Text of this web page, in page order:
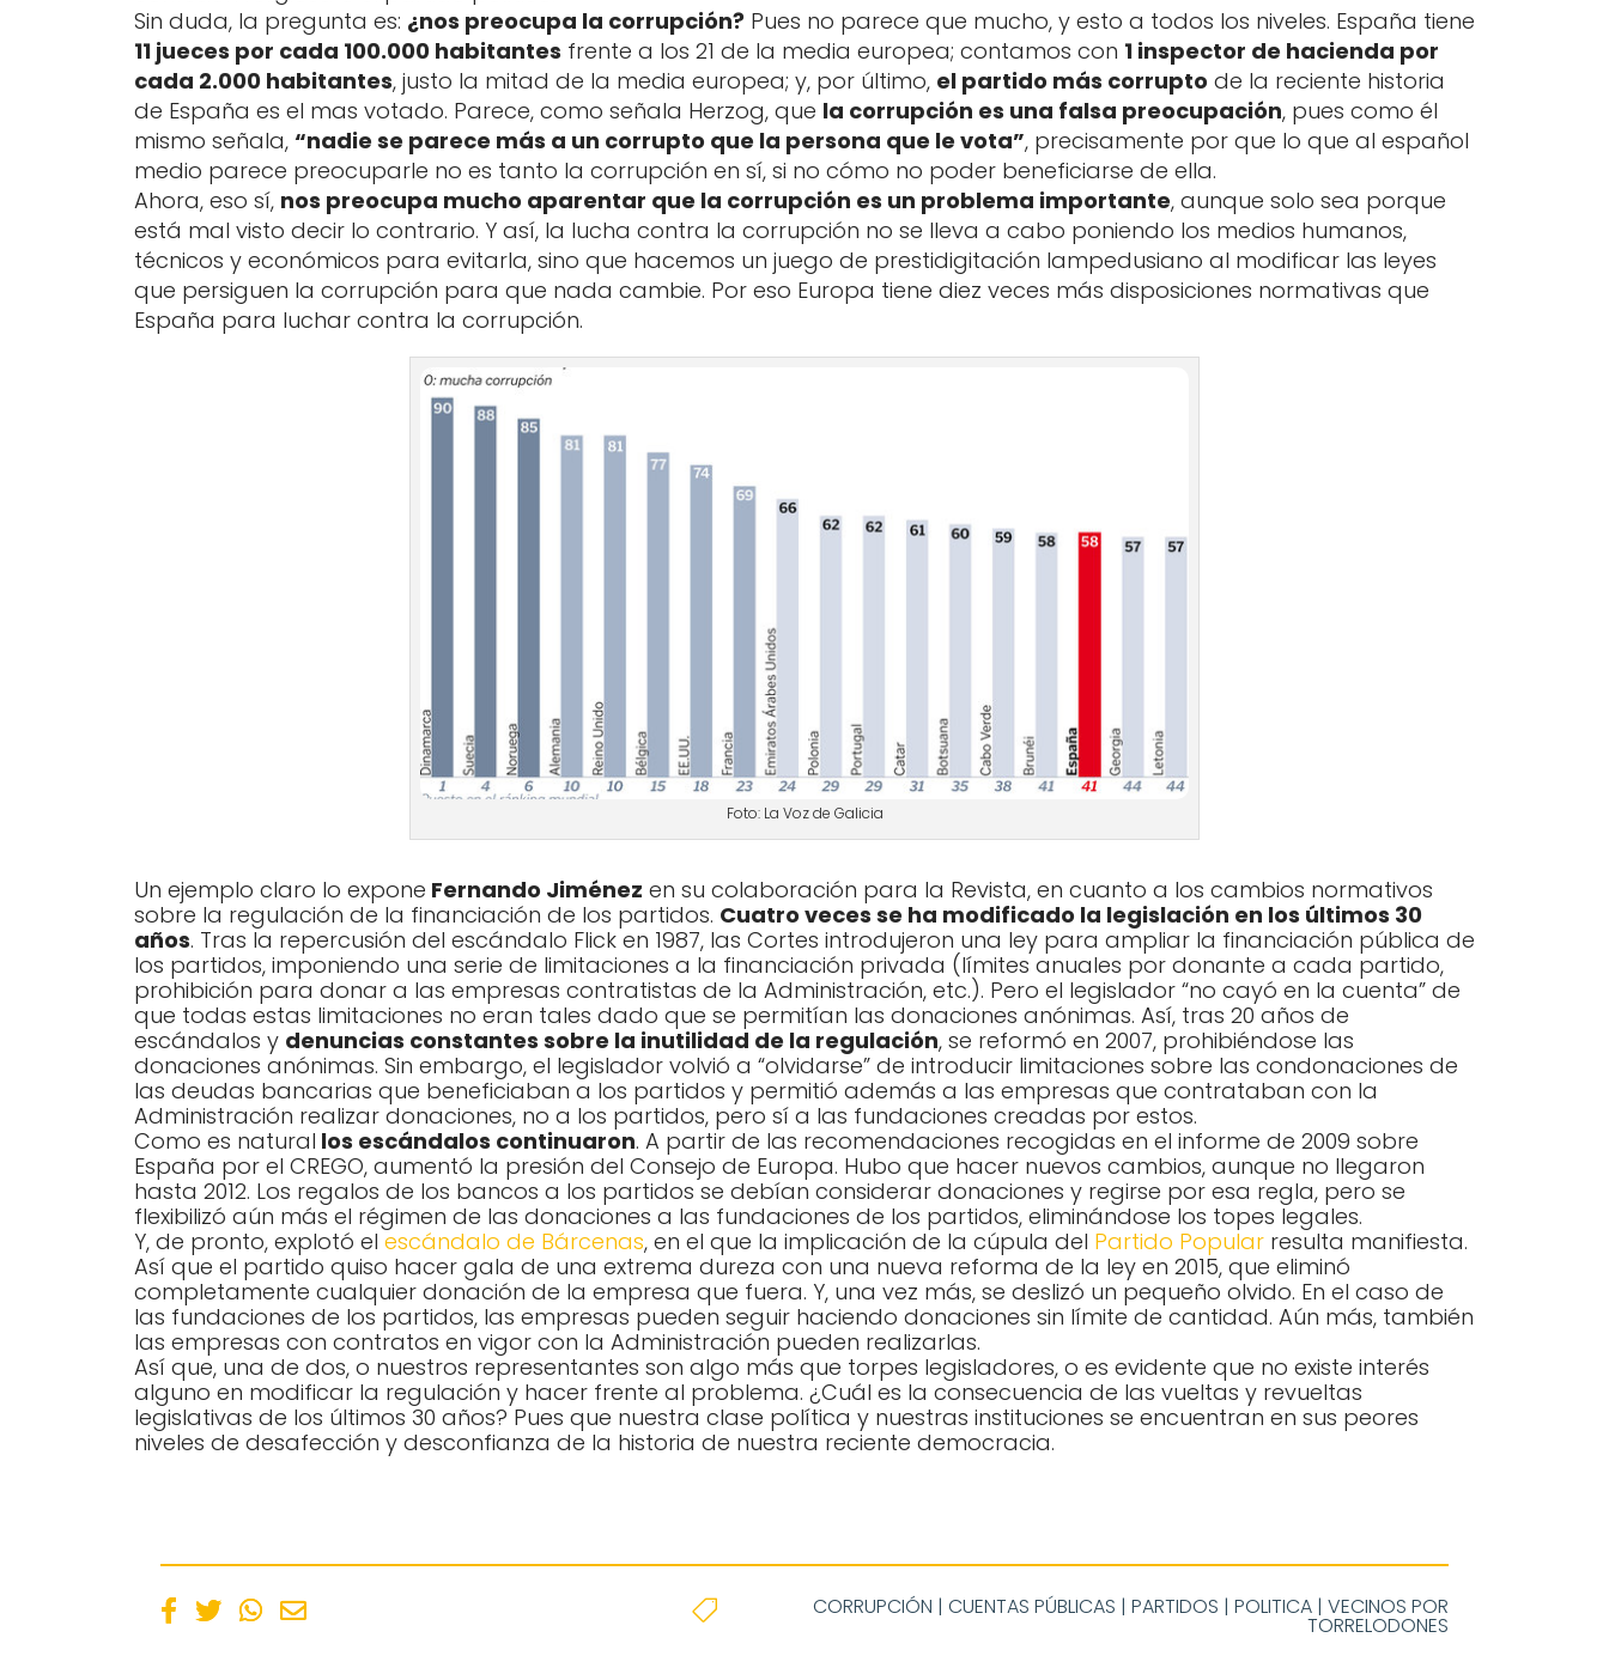
Sin duda, la pregunta es: ¿nos preocupa la corrupción? Pues no parece que mucho, y esto a todos los niveles. España tiene
11 jueces por cada 100.000 habitantes frente a los 21 de la media europea; contamos con 1 inspector de hacienda por
cada 2.000 habitantes, justo la mitad de la media europea; y, por último, el partido más corrupto de la reciente historia
de España es el mas votado. Parece, como señala Herzog, que la corrupción es una falsa preocupación, pues como él
mismo señala, “nadie se parece más a un corrupto que la persona que le vota”, precisamente por que lo que al español
medio parece preocuparle no es tanto la corrupción en sí, si no cómo no poder beneficiarse de ella.
Ahora, eso sí, nos preocupa mucho aparentar que la corrupción es un problema importante, aunque solo sea porque
está mal visto decir lo contrario. Y así, la lucha contra la corrupción no se lleva a cabo poniendo los medios humanos,
técnicos y económicos para evitarla, sino que hacemos un juego de prestidigitación lampedusiano al modificar las leyes
que persiguen la corrupción para que nada cambie. Por eso Europa tiene diez veces más disposiciones normativas que
España para luchar contra la corrupción.
Foto: La Voz de Galicia
Un ejemplo claro lo expone Fernando Jiménez en su colaboración para la Revista, en cuanto a los cambios normativos
sobre la regulación de la financiación de los partidos. Cuatro veces se ha modificado la legislación en los últimos 30
años. Tras la repercusión del escándalo Flick en 1987, las Cortes introdujeron una ley para ampliar la financiación pública de
los partidos, imponiendo una serie de limitaciones a la financiación privada (límites anuales por donante a cada partido,
prohibición para donar a las empresas contratistas de la Administración, etc.). Pero el legislador “no cayó en la cuenta” de
que todas estas limitaciones no eran tales dado que se permitían las donaciones anónimas. Así, tras 20 años de
escándalos y denuncias constantes sobre la inutilidad de la regulación, se reformó en 2007, prohibiéndose las
donaciones anónimas. Sin embargo, el legislador volvió a “olvidarse” de introducir limitaciones sobre las condonaciones de
las deudas bancarias que beneficiaban a los partidos y permitió además a las empresas que contrataban con la
Administración realizar donaciones, no a los partidos, pero sí a las fundaciones creadas por estos.
Como es natural los escándalos continuaron. A partir de las recomendaciones recogidas en el informe de 2009 sobre
España por el CREGO, aumentó la presión del Consejo de Europa. Hubo que hacer nuevos cambios, aunque no llegaron
hasta 2012. Los regalos de los bancos a los partidos se debían considerar donaciones y regirse por esa regla, pero se
flexibilizó aún más el régimen de las donaciones a las fundaciones de los partidos, eliminándose los topes legales.
Y, de pronto, explotó el escándalo de Bárcenas, en el que la implicación de la cúpula del Partido Popular resulta manifiesta.
Así que el partido quiso hacer gala de una extrema dureza con una nueva reforma de la ley en 2015, que eliminó
completamente cualquier donación de la empresa que fuera. Y, una vez más, se deslizó un pequeño olvido. En el caso de
las fundaciones de los partidos, las empresas pueden seguir haciendo donaciones sin límite de cantidad. Aún más, también
las empresas con contratos en vigor con la Administración pueden realizarlas.
Así que, una de dos, o nuestros representantes son algo más que torpes legisladores, o es evidente que no existe interés
alguno en modificar la regulación y hacer frente al problema. ¿Cuál es la consecuencia de las vueltas y revueltas
legislativas de los últimos 30 años? Pues que nuestra clase política y nuestras instituciones se encuentran en sus peores
niveles de desafección y desconfianza de la historia de nuestra reciente democracia.
 CORRUPCIÓN | CUENTAS PÚBLICAS | PARTIDOS | POLITICA| VECINOS POR
TORRELODONES